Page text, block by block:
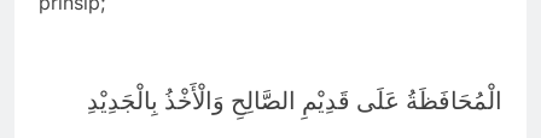
الْمُحَافَظَةُ عَلَى قَدِيْمِ الصَّالِحِ وَالْأَخْذُ بِالْجَدِيْدِ